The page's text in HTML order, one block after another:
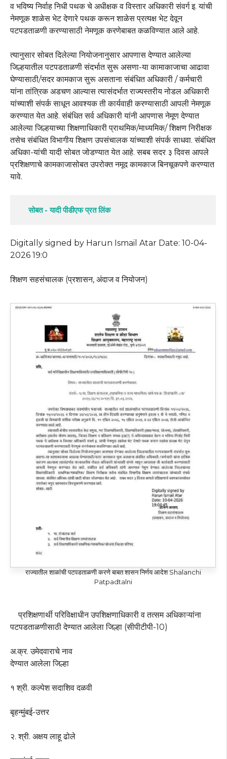
व भविष्य निर्वाह निधी पथक चे अधीक्षक व विस्तार अधिकारी संवर्ग इ. यांची
नेमणूक शाळेस भेट देणारे पथक करून शाळेस प्रत्यक्ष भेट देवून
पटपडताळणी करण्यासाठी नेमणूक करणेबाबत कळविण्यात आले आहे.
त्यानुसार सोबत दिलेल्या नियोजनानुसार आपणास देण्यात आलेल्या
जिल्हयातील पटपडताळणी संदर्भात सुरू असणा-या कामाकाजाचा आढावा
घेण्यासाठी/सदर कामकाज सुरू असताना संबंधित अधिकारी / कर्मचारी
यांना तांत्रिक अडचण आल्यास त्यासंदर्भात राज्यस्तरीय नोडल अधिकारी
यांच्याशी संपर्क साधून आवश्यक ती कार्यवाही करण्यासाठी आपली नेमणूक
करण्यात येत आहे. संबंधित सर्व अधिकारी यांनी आपणास नेमूण देण्यात
आलेल्या जिल्हयाच्या शिक्षणाधिकारी प्राथमिक/माध्यमिक/ शिक्षण निरीक्षक
तसेच संबंधित विभागीय शिक्षण उपसंचालक यांच्याशी संपर्क साधवा. संबंधित
अधिका-यांची यादी सोबत जोडण्यात येत आहे. सबब सदर ३ दिवस आपले
प्रशिक्षणाचे कामकाजासोबत उपरोक्त नमूद कामकाज बिनचूकपणे करण्यात
यावे.
सोबत - यादी पीडीएफ प्रत लिंक
Digitally signed by Harun Ismail Atar Date: 10-04-
2026 19:0
शिक्षण सहसंचालक (प्रशासन, अंदाज व नियोजन)
राज्यातील शाळांची पटपडताळणी करणे बाबत शासन निर्णय आदेश Shalanchi
Patpadtalni
प्रशिक्षणार्थी परिविक्षाधीन उपशिक्षणाधिकारी व तत्सम अधिकाऱ्यांना
पटपडताळणीसाठी देण्यात आलेला जिल्हा (सीपीटीपी-10)
अ.क्र. उमेदवाराचे नाव
देण्यात आलेला जिल्हा
१ श्री. कल्पेश सदाशिव दळवी
बृहन्मुंबई-उत्तर
२. श्री. अक्षय लाहू ढोले